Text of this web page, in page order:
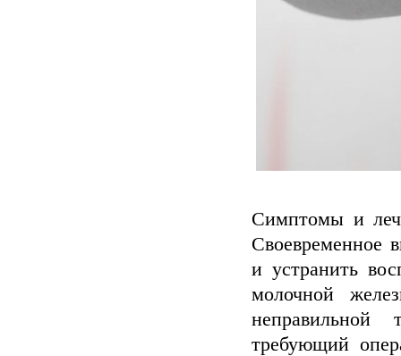
Симптомы и
Своевременное
и устранить
молочной
неправильной
требующий